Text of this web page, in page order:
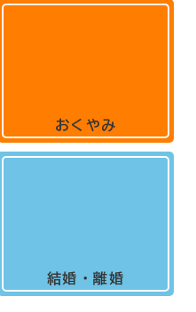
おくやみ
結婚・離婚